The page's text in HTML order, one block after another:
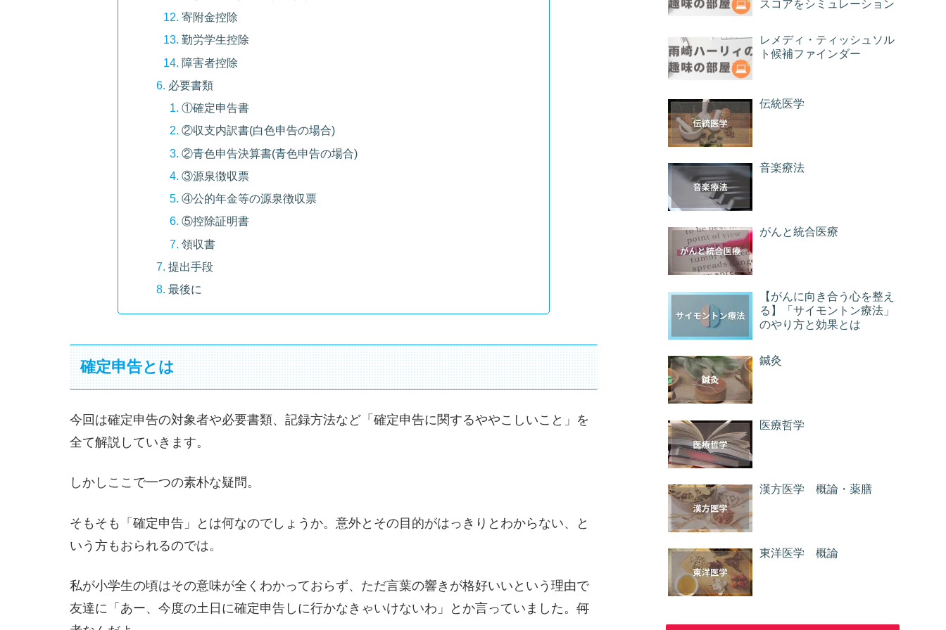
寄附金控除
勤労学生控除
障害者控除
必要書類
①確定申告書
②収支内訳書(白色申告の場合)
②青色申告決算書(青色申告の場合)
③源泉徴収票
④公的年金等の源泉徴収票
⑤控除証明書
領収書
提出手段
最後に
確定申告とは
今回は確定申告の対象者や必要書類、記録方法など「確定申告に関するややこしいこと」を
全て解説していきます。
しかしここで一つの素朴な疑問。
そもそも「確定申告」とは何なのでしょうか。意外とその目的がはっきりとわからない、と
いう方もおられるのでは。
私が小学生の頃はその意味が全くわかっておらず、ただ言葉の響きが格好いいという理由で
友達に「あー、今度の土日に確定申告しに行かなきゃいけないわ」とか言っていました。 何
スコアをシミュレーション
レメディ・ティッシュソル
ト候補ファインダー
伝統医学
音楽療法
がんと統合医療
【がんに向き合う心を整え
る】「サイモントン療法」
のやり方と効果とは
鍼灸
医療哲学
漢方医学 概論・薬膳
東洋医学 概論